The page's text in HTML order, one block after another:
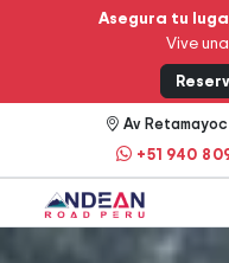
Asegura tu
Vive
Av
+51 940